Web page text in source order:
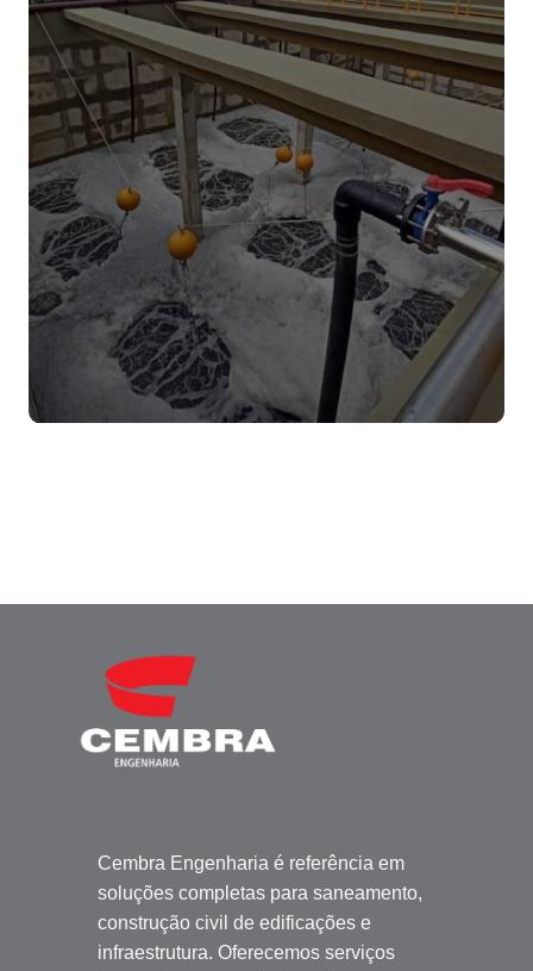
Cembra Engenharia é referência em
soluções completas para saneamento,
construção civil de edificações e
infraestrutura. Oferecemos serviços